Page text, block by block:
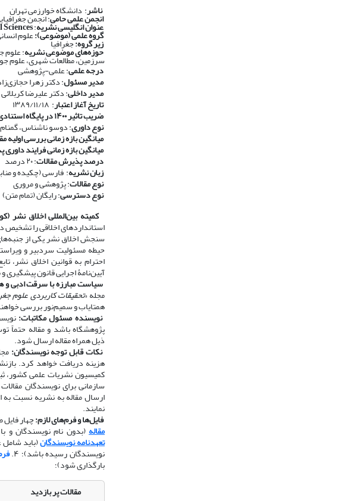
ناشر: دانشگاه خوارزمی تهران
انجمن علمی حامی: انجمن
عنوان انگلیسی نشریه: Journal of
گروه علمی (موضوعی):علوم
زیر گروه:جغرافیا
حوزه‌های موضوعی نشریه: علوم
سرزمین، مطالعات شهری، علوم
درجه علمی: علمی-پژوهشی
مدیر مسئول: دکتر زهرا
مدیر داخلی: دکتر علیرضا کربلائی
تاریخ آغاز اعتبار: ۱۳۸۹/۱۱/۱۸
ضریب تاثیر ۱۴۰۰ در پایگاه استنادی جهان اسلام:
نوع داوری: دوسو ناشناس،
​​​​​​​میانگین بازه زمانی بررسی اولیه
​​​​​​​میانگین بازه زمانی فرایند
درصد پذیرش مقالات: ۲۰ درصد
زبان نشریه: فارسی (چکیده و
​​​​​​​نوع مقالات: پژوهشی و
​​​​​​​نوع دسترسی: رایگان (تمام متن)
​​​​​​​کمیته بین‌المللی اخلاق نشر
استانداردهای اخلاقی را تشخیص
سنجش اخلاق نشر یکی از
حیطه مسئولیت سردبیر و
آیین‌نامۀ اجرایی قانون پیشگیری
سیاست مبارزه با سرقت ادبی و
مجله «تحقیقات کاربردی علوم
همتایاب و سمیم‌نور بررسی
​​​​​​​نویسنده مسئول مکاتبات:
پژوهشگاه باشد و مقاله حتماً
ذیل همراه مقاله ارسال شود.
​​​​​​​نکات قابل توجه نویسندگان:
هزینه دریافت خواهد کرد.
سازمانی برای نویسندگان
نمایند.
​​​​​​​فایل‌ها و فرم‌های لازم:چهار
مقاله(بدون نام نویسندگان و با
تعهدنامه نویسندگان(باید شامل
نویسندگان رسیده باشد)؛ ۴.
بارگذاری شود)؛
مقالات پر بازدید